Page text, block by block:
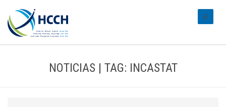
NOTICIAS | TAG: INCASTAT